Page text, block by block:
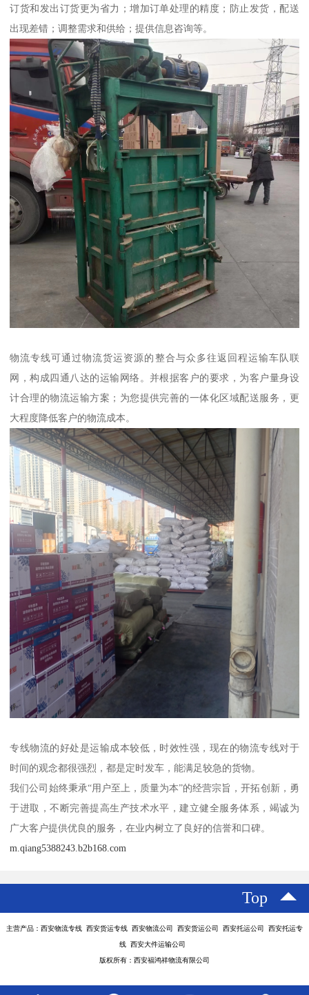
订货和发出订货更为省力；增加订单处理的精度；防止发货，配送
出现差错；调整需求和供给；提供信息咨询等。
物流专线可通过物流货运资源的整合与众多往返回程运输车队联
网，构成四通八达的运输网络。并根据客户的要求，为客户量身设
计合理的物流运输方案；为您提供完善的一体化区域配送服务，更
大程度降低客户的物流成本。
专线物流的好处是运输成本较低，时效性强，现在的物流专线对于
时间的观念都很强烈，都是定时发车，能满足较急的货物。
我们公司始终秉承“用户至上，质量为本”的经营宗旨，开拓创新，勇
于进取，不断完善提高生产技术水平，建立健全服务体系，竭诚为
广大客户提供优良的服务，在业内树立了良好的信誉和口碑。
m.qiang5388243.b2b168.com
Top
主营产品：西安物流专线 西安货运专线 西安物流公司 西安货运公司 西安托运公司 西安托运专
线 西安大件运输公司
版权所有：西安福鸿祥物流有限公司